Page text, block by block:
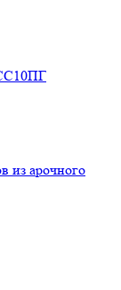
из арочного